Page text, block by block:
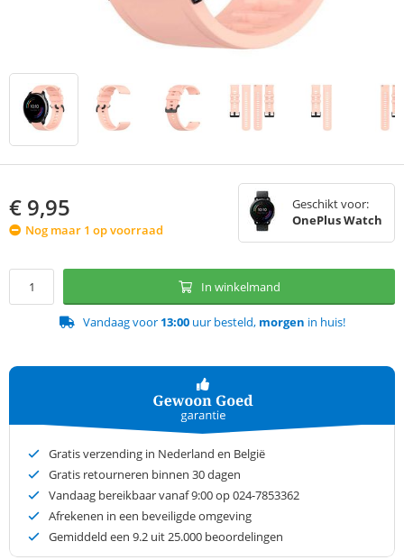
€ 9,95
Nog maar 1 op voorraad
Geschikt voor:
OnePlus Watch
In winkelmand
Vandaag voor 13:00uur besteld, morgen in huis!
Gratis verzending in Nederland en België
Gratis retourneren binnen 30 dagen
Vandaag bereikbaar vanaf 9:00 op 024-7853362
Afrekenen in een beveiligde omgeving
Gemiddeld een 9.2 uit 25.000 beoordelingen